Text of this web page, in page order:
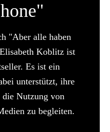
"Aber alle haben
Koblitz ist
Es ist ein
unterstützt, ihre
Nutzung von
zu begleiten.